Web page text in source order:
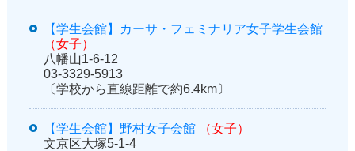
【学生会館】カーサ・フェミナリア女子学生会館
（女子）
八幡山1-6-12
03-3329-5913
〔学校から直線距離で約6.4km〕
【学生会館】野村女子会館
（女子）
文京区大塚5-1-4